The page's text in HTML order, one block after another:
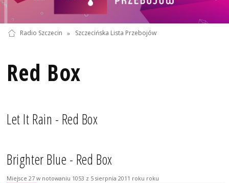
Radio Szczecin » Szczecińska Lista Przebojów
Red Box
Let It Rain - Red Box
Brighter Blue - Red Box
Miejsce 27 w notowaniu 1053 z 5 sierpnia 2011 roku roku